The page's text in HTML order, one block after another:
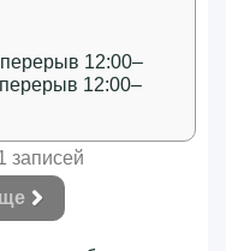
12:00–
12:00–
записей